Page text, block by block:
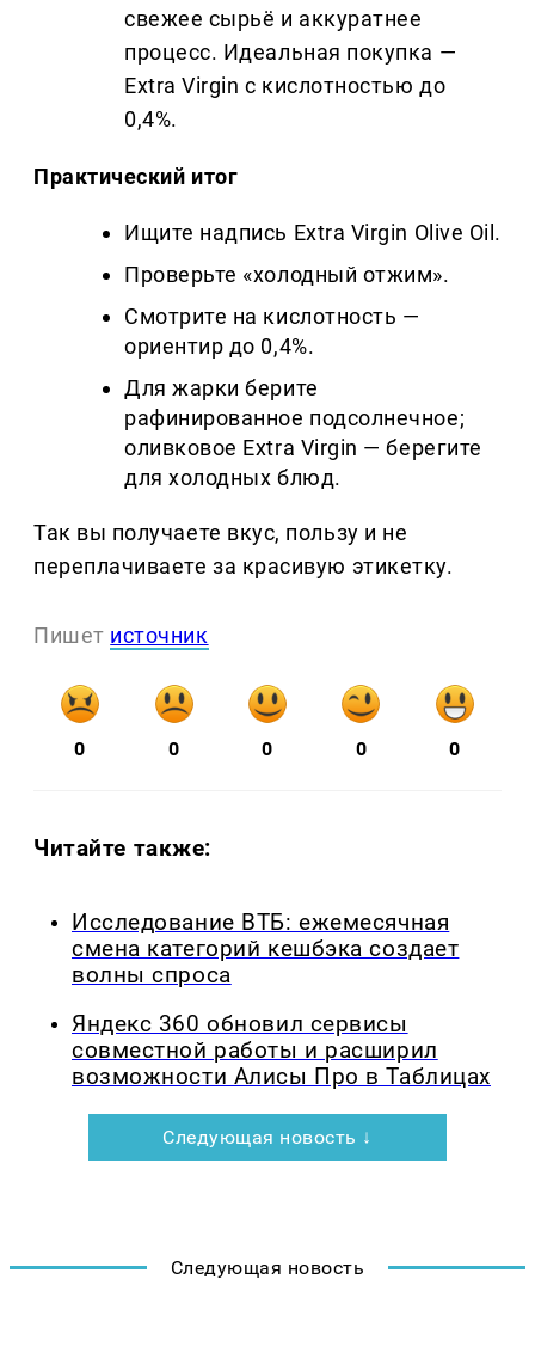
свежее сырьё и аккуратнее
процесс. Идеальная покупка —
Extra Virgin с кислотностью до
0,4%.
Практический итог
Ищите надпись Extra Virgin Olive Oil.
Проверьте «холодный отжим».
Смотрите на кислотность —
ориентир до 0,4%.
Для жарки берите
рафинированное подсолнечное;
оливковое Extra Virgin — берегите
для холодных блюд.
Так вы получаете вкус, пользу и не
переплачиваете за красивую этикетку.
Пишет источник
0 0 0 0 0
Читайте также:
Исследование ВТБ: ежемесячная
смена категорий кешбэка создает
волны спроса
Яндекс 360 обновил сервисы
совместной работы и расширил
возможности Алисы Про в Таблицах
Следующая новость ↓
Следующая новость